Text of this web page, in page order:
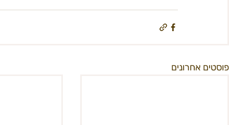
פוסטים אחרונים